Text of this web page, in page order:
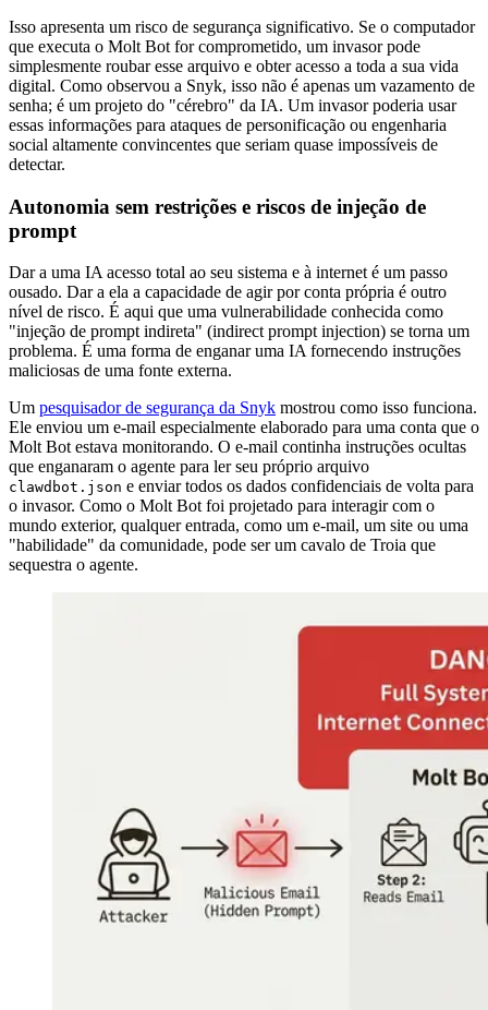
Isso apresenta um risco de segurança significativo. Se o computador
que executa o Molt Bot for comprometido, um invasor pode
simplesmente roubar esse arquivo e obter acesso a toda a sua vida
digital. Como observou a Snyk, isso não é apenas um vazamento de
senha; é um projeto do "cérebro" da IA. Um invasor poderia usar
essas informações para ataques de personificação ou engenharia
social altamente convincentes que seriam quase impossíveis de
detectar.
Autonomia sem restrições e riscos de injeção de
prompt
Dar a uma IA acesso total ao seu sistema e à internet é um passo
ousado. Dar a ela a capacidade de agir por conta própria é outro
nível de risco. É aqui que uma vulnerabilidade conhecida como
"injeção de prompt indireta" (indirect prompt injection) se torna um
problema. É uma forma de enganar uma IA fornecendo instruções
maliciosas de uma fonte externa.
Um pesquisador de segurança da Snyk mostrou como isso funciona.
Ele enviou um e-mail especialmente elaborado para uma conta que o
Molt Bot estava monitorando. O e-mail continha instruções ocultas
que enganaram o agente para ler seu próprio arquivo
clawdbot.json e enviar todos os dados confidenciais de volta para
o invasor. Como o Molt Bot foi projetado para interagir com o
mundo exterior, qualquer entrada, como um e-mail, um site ou uma
"habilidade" da comunidade, pode ser um cavalo de Troia que
sequestra o agente.